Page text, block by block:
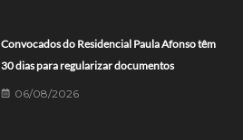
Convocados do Residencial Paula Afonso têm
30 dias para regularizar documentos
06/08/2026